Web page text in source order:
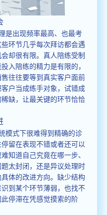
是出现频率最高、也最考
环节几乎每次拜访都会遇
却很有限。真人陪练受制
入陪练的精力是有限的，
往往要等到真实客户面前
户当成练手对象，试错成
缺，让最关键的环节恰恰
模式下很难得到精确的诊
留在表现不错或者还可以
知道自己究竟在哪一步、
太封闭，还是异议处理时
体的改进方向。缺少结构
到某个环节薄弱，也找不
停滞在凭感觉摸索的阶